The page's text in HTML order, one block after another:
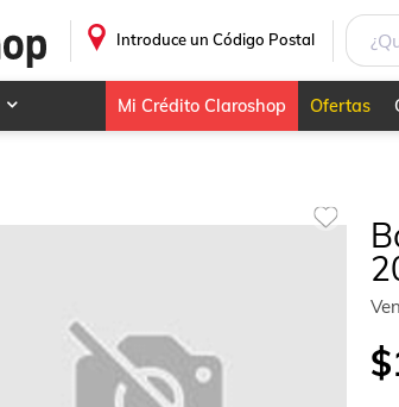
Introduce un Código Postal
Mi Crédito Claroshop Ofertas
2015 Delanteros